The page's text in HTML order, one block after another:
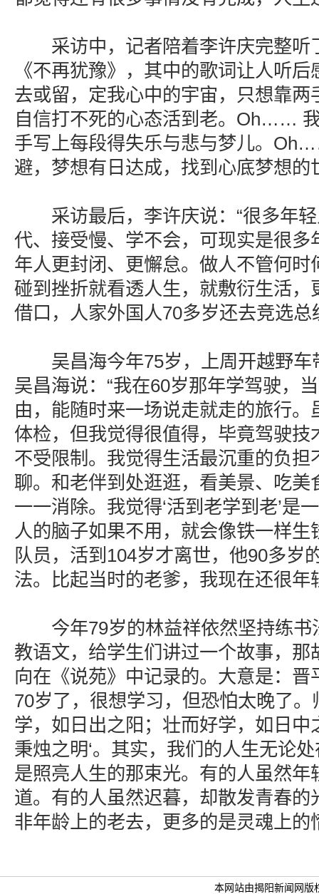
采访中，记者陪着李许庆完整听
《不再犹豫》，其中的歌词让人听
去或留，定我心中的宇宙，只想靠
自信打不死的心态活到老。Oh……
手写上每段得失乐与悲与梦儿。
避，梦想有日达成，找到心底梦想的
采访最后，李许庆说：“很多年轻
代、接受慢、学不会，可现实是很多
年人更封闭、更懈怠。做人不管何时
碰到挫折就看透人生，就敷衍生活，
借口，人家外国人70多岁还去竞选总
吴昌海今年75岁，上周开越野车
吴昌海说：“我在60岁那年学驾驶，
由，能随时来一场说走就走的旅行。
体检，但我觉得很值得，毕竟驾驶技
不受限制。我觉得生活最沉重的负担
聊。和老伴到处逛逛，看美景、吃美
一一消除。我觉得‘活到老学到老’是
人的脑子如果不用，就会像铁一样生
队员，活到104岁才离世，他90多岁
法。比起当时的老爹，我现在还很年
今年79岁的林益祥依然坚持练书
教语文，给学生们讲过一个故事，那
向在《说苑》中记录的。大意是：晋
70岁了，很想学习，但恐怕太晚了。
学，如日出之阳；壮而好学，如日中
秉烛之明‘。其实，我们的人生无论
是照亮人生的那束光。有的人虽然年
道。有的人虽然迟暮，却散发青春的
非年龄上的老去，更多的是灵魂上的
本网站由揭阳新闻网版